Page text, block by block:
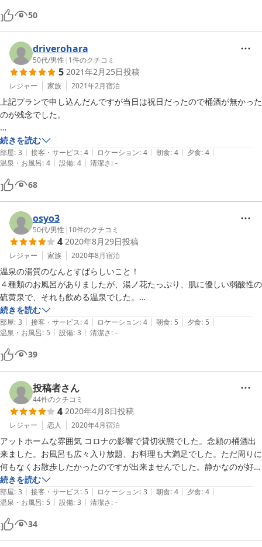
50
driverohara
50代/男性 | 1件のクチコミ
5 2021年2月25日投稿
レジャー 家族 2021年2月宿泊
上記プランで申し込んだんですが当日は祝日だったので桶酒が無かった
のが残念でした。
建物自体が古く感じましたが部屋は清掃が行き届いており満足出来まし
た。
食事も地元で取れた山菜メインに豚しゃぶが牛ステーキに変更されて少
し戸惑いもありましたが大変美味しく頂きました。
お風呂はなんと言っても山川温泉での醍醐味です。
小国には沢山の温泉が沸いてますがその中でもここは外せない温泉で
す。正直、温泉だけで選んだお宿でしたがとても満足いたしました。硫
化水素臭に包まれながら湯の花で溢れるお湯に大満足でした。
続きを読む
部屋: 3 | 接客・サービス: 4 | ロケーション: 4 | 朝食: 4 | 夕食: 4 |
温泉・お風呂: 4 | 設備: 4 | 清潔さ: -
68
osyo3
50代/男性 | 10件のクチコミ
4 2020年8月29日投稿
レジャー 家族 2020年8月宿泊
温泉の湯質のなんとすばらしいこと！
４種類のお風呂がありましたが、湯ノ花たっぷり、肌に優しい弱酸性の
硫黄泉で、それも飲める温泉でした。
全ての温泉に入りましたよ！
食事は野菜系の美味しく手の込んだ、手作り料理で、馬刺しが旨かった
なぁ〜
たっぷりとお腹いっぱいになる量と質です。
女将さんの明るさとバイタリティーに会話も楽しく、必要以外に常にコ
ンタクトを取ることのない、ほどよい距離感と自由さを与えてくれてい
たのも一つのサービスなのかもしれない！
２４時間、源泉掛け流しの、それでいていつでも家族風呂として入れる
ところがとてもよかったです。
泉質は文句なく黒川温泉には負けませんね
続きを読む
部屋: 3 | 接客・サービス: 4 | ロケーション: 4 | 朝食: 5 | 夕食: 5 |
温泉・お風呂: 5 | 設備: 3 | 清潔さ: -
39
投稿者さん
44件のクチコミ
4 2020年4月8日投稿
レジャー 恋人 2020年4月宿泊
アットホームな雰囲気 コロナの影響で貸切状態でした。念願の桶酒出
来ました。お風呂も広々入り放題、お料理も大満足でした。ただ周りに
何もなくお散歩したかったのですが出来ませんでした。静かなのが好き
な方は川の流れの音でゆっくりできると思います。誕生日サプライズも
できて良かったです。
続きを読む
部屋: 3 | 接客・サービス: 5 | ロケーション: 3 | 朝食: 4 | 夕食: 4 |
温泉・お風呂: 5 | 設備: 3 | 清潔さ: -
34